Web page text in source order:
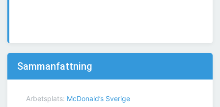
Sammanfattning
Arbetsplats: McDonald’s Sverige